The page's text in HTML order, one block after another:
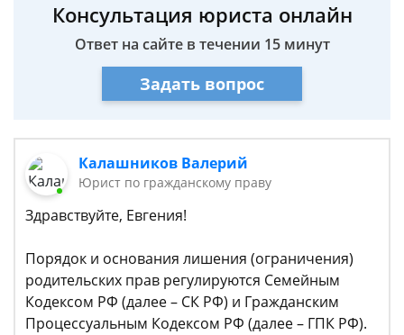
Консультация юриста онлайн
Ответ на сайте в течении 15 минут
Задать вопрос
Калашников Валерий
Юрист по гражданскому праву
Здравствуйте, Евгения!
Порядок и основания лишения (ограничения)
родительских прав регулируются Семейным
Кодексом РФ (далее – СК РФ) и Гражданским
Процессуальным Кодексом РФ (далее – ГПК РФ).